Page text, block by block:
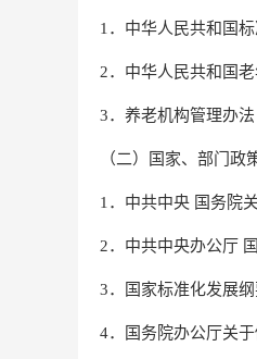
1．中华人民共和国
2．中华人民共和国
3．养老机构管理办法
（二）国家、部门政
1．中共中央 国务院
2．中共中央办公厅
3．国家标准化发展纲
4．国务院办公厅关